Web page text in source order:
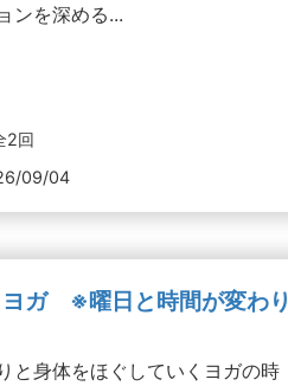
ンを深める...
2回
09/04
ガ ※曜日と時間が変わり
と身体をほぐしていくヨガの時